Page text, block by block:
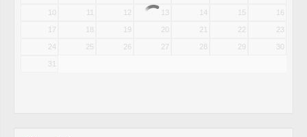
10 11 12 13 14 15 16
17 18 19 20 21 22 23
24 25 26 27 28 29 30
31